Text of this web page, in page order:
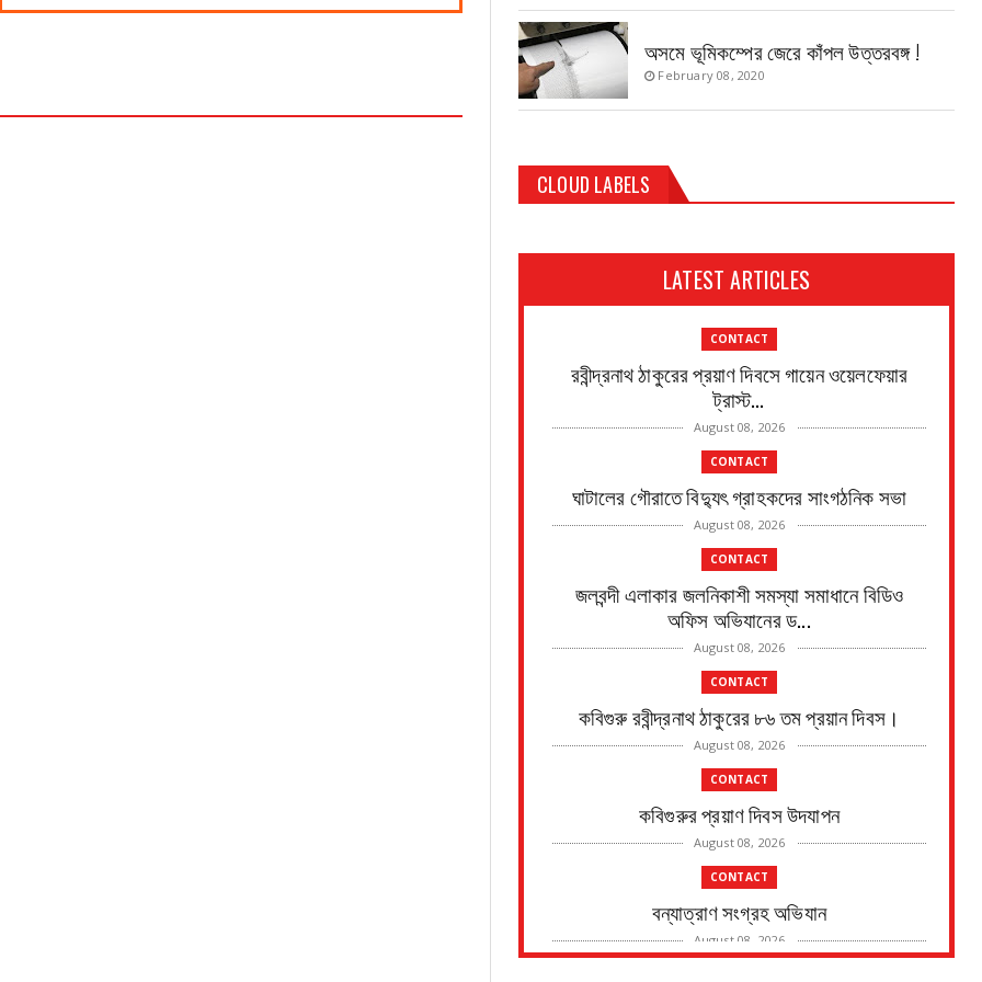
অসমে ভূমিকম্পের জেরে কাঁপল উত্তরবঙ্গ !
February 08, 2020
CLOUD LABELS
LATEST ARTICLES
CONTACT
রবীন্দ্রনাথ ঠাকুরের প্রয়াণ দিবসে গায়েন ওয়েলফেয়ার
ট্রাস্ট...
August 08, 2026
CONTACT
ঘাটালের গৌরাতে বিদ্যুৎ গ্রাহকদের সাংগঠনিক সভা
August 08, 2026
CONTACT
জলবন্দী এলাকার জলনিকাশী সমস্যা সমাধানে বিডিও
অফিস অভিযানের ড...
August 08, 2026
CONTACT
কবিগুরু রবীন্দ্রনাথ ঠাকুরের ৮৬ তম প্রয়ান দিবস।
August 08, 2026
CONTACT
কবিগুরুর প্রয়াণ দিবস উদযাপন
August 08, 2026
CONTACT
বন্যাত্রাণ সংগ্রহ অভিযান
August 08, 2026